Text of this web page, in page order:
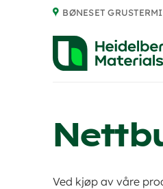
BØNESET
Ved kjøp av våre